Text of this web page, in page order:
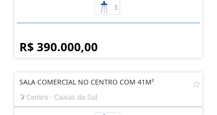
3
R$ 390.000,00
SALA COMERCIAL NO CENTRO COM 41M²
Centro - Caxias do Sul